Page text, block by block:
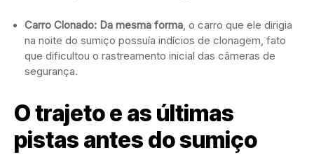
Carro Clonado: Da mesma forma, o carro que ele dirigia
na noite do sumiço possuía indícios de clonagem, fato
que dificultou o rastreamento inicial das câmeras de
segurança.
O trajeto e as últimas
pistas antes do sumiço